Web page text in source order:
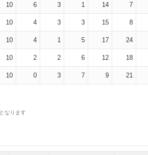
10 6 3 1 14 7
10 4 3 3 15 8
10 4 1 5 17 24
10 2 2 6 12 18
10 0 3 7 9 21
なります